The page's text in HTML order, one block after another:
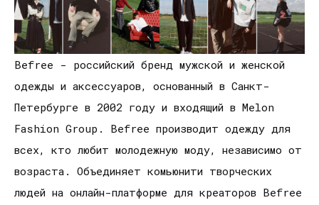
Befree - российский бренд мужской и женской
одежды и аксессуаров, основанный в Санкт-
Петербурге в 2002 году и входящий в Melon
Fashion Group. Befree производит одежду для
всех, кто любит молодежную моду, независимо от
возраста. Объединяет комьюнити творческих
людей на онлайн-платформе для креаторов Befree